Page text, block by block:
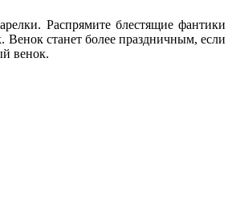
Распрямите блестящие фантики
Венок станет более праздничным, если
венок.